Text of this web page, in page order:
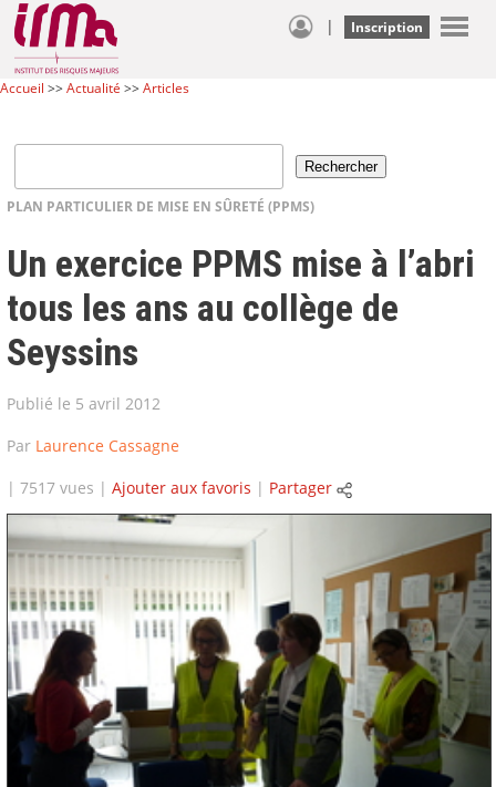
| Inscription
Accueil >>Actualité >>Articles
PLAN PARTICULIER DE MISE EN SÛRETÉ (PPMS)
Un exercice PPMS mise à l’abri
tous les ans au collège de
Seyssins
Publié le 5 avril 2012
Par Laurence Cassagne
| 7517 vues | Ajouter aux favoris | Partager